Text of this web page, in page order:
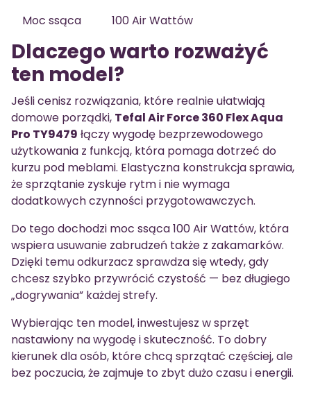
Moc ssąca
100 Air Wattów
Dlaczego warto rozważyć
ten model?
Jeśli cenisz rozwiązania, które realnie ułatwiają
domowe porządki, Tefal Air Force 360 Flex Aqua
Pro TY9479 łączy wygodę bezprzewodowego
użytkowania z funkcją, która pomaga dotrzeć do
kurzu pod meblami. Elastyczna konstrukcja sprawia,
że sprzątanie zyskuje rytm i nie wymaga
dodatkowych czynności przygotowawczych.
Do tego dochodzi moc ssąca 100 Air Wattów, która
wspiera usuwanie zabrudzeń także z zakamarków.
Dzięki temu odkurzacz sprawdza się wtedy, gdy
chcesz szybko przywrócić czystość — bez długiego
„dogrywania” każdej strefy.
Wybierając ten model, inwestujesz w sprzęt
nastawiony na wygodę i skuteczność. To dobry
kierunek dla osób, które chcą sprzątać częściej, ale
bez poczucia, że zajmuje to zbyt dużo czasu i energii.